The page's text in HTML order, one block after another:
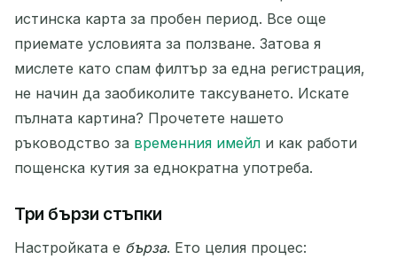
Обнови
истинска карта за пробен период. Все още
приемате условията за ползване. Затова я
мислете като спам филтър за една регистрация,
не начин да заобиколите таксуването. Искате
пълната картина? Прочетете нашето
ръководство за временния имейл и как работи
пощенска кутия за еднократна употреба.
Три бързи стъпки
Настройката е бърза. Ето целия процес: